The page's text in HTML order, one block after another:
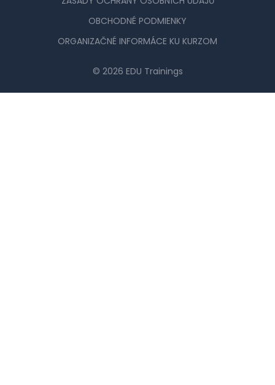
OBCHODNÉ PODMIENKY
ORGANIZAČNÉ INFORMÁCE KU KURZOM
© 2026 EDU Trainings